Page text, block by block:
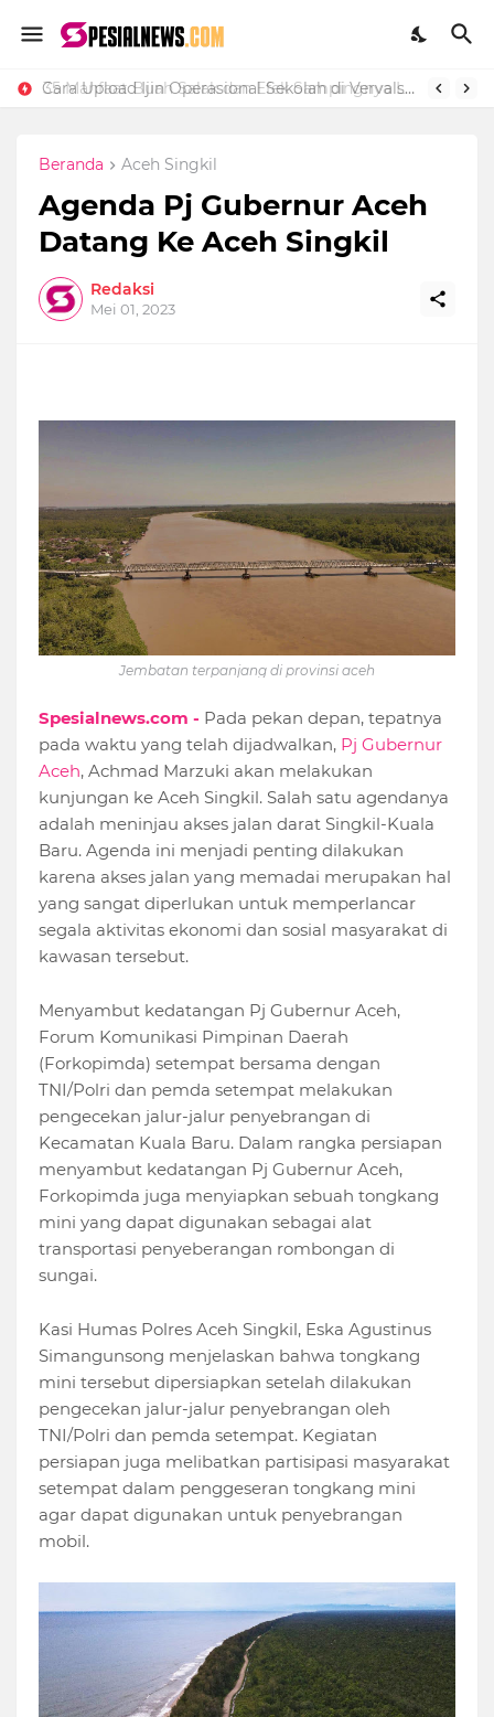
35 Manfaat Buah Salak dan Efek Sampingnya Lengkap
Cara Upload Ijin Operasional Sekolah di Vervalsp Secara Online
Beranda Aceh Singkil
Agenda Pj Gubernur Aceh
Datang Ke Aceh Singkil
Redaksi
Mei 01, 2023
Jembatan terpanjang di provinsi aceh
Spesialnews.com - Pada pekan depan, tepatnya
pada waktu yang telah dijadwalkan, Pj Gubernur
Aceh, Achmad Marzuki akan melakukan
kunjungan ke Aceh Singkil. Salah satu agendanya
adalah meninjau akses jalan darat Singkil-Kuala
Baru. Agenda ini menjadi penting dilakukan
karena akses jalan yang memadai merupakan hal
yang sangat diperlukan untuk memperlancar
segala aktivitas ekonomi dan sosial masyarakat di
kawasan tersebut.
Menyambut kedatangan Pj Gubernur Aceh,
Forum Komunikasi Pimpinan Daerah
(Forkopimda) setempat bersama dengan
TNI/Polri dan pemda setempat melakukan
pengecekan jalur-jalur penyebrangan di
Kecamatan Kuala Baru. Dalam rangka persiapan
menyambut kedatangan Pj Gubernur Aceh,
Forkopimda juga menyiapkan sebuah tongkang
mini yang dapat digunakan sebagai alat
transportasi penyeberangan rombongan di
sungai.
Kasi Humas Polres Aceh Singkil, Eska Agustinus
Simangunsong menjelaskan bahwa tongkang
mini tersebut dipersiapkan setelah dilakukan
pengecekan jalur-jalur penyebrangan oleh
TNI/Polri dan pemda setempat. Kegiatan
persiapan juga melibatkan partisipasi masyarakat
setempat dalam penggeseran tongkang mini
agar dapat digunakan untuk penyebrangan
mobil.